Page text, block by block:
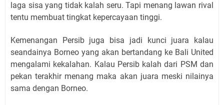
laga sisa yang tidak kalah seru. Tapi menang lawan rival
tentu membuat tingkat kepercayaan tinggi.
Kemenangan Persib juga bisa jadi kunci juara kalau
seandainya Borneo yang akan bertandang ke Bali United
mengalami kekalahan. Kalau Persib kalah dari PSM dan
pekan terakhir menang maka akan juara meski nilainya
sama dengan Borneo.